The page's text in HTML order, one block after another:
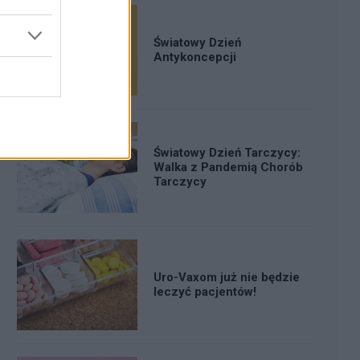
Światowy Dzień
Antykoncepcji
Światowy Dzień Tarczycy:
Walka z Pandemią Chorób
Tarczycy
Uro-Vaxom już nie będzie
leczyć pacjentów!